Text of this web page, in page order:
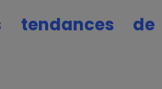
tendances de